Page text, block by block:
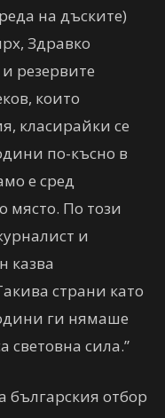
на дъските)
Здравко
резервите
които
класирайки се
по-късно в
е сред
място. По този
и
казва
страни като
ги нямаше
световна сила.”
българския отбор